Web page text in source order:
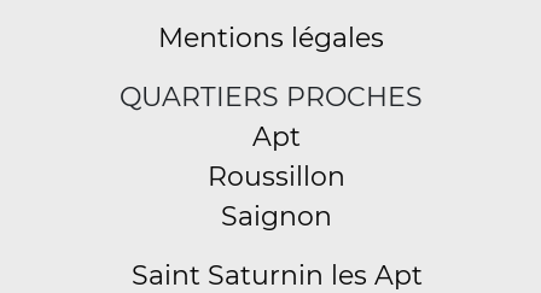
Mentions légales
QUARTIERS PROCHES
Apt
Roussillon
Saignon
Saint Saturnin les Apt